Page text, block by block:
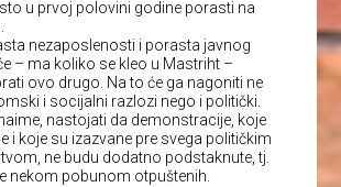
u prvoj polovini godine porasti na
nezaposlenosti i porasta javnog
– ma koliko se kleo u Mastriht –
ovo drugo. Na to će ga nagoniti ne
i socijalni razlozi nego i politički.
nastojati da demonstracije, koje
i koje su izazvane pre svega političkim
ne budu dodatno podstaknute, tj.
nekom pobunom otpuštenih.